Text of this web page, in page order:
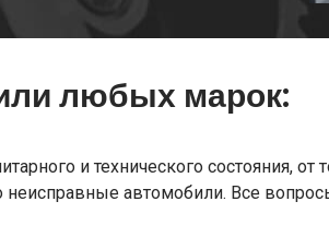
любых марок:
и технического состояния,
автомобили. Все